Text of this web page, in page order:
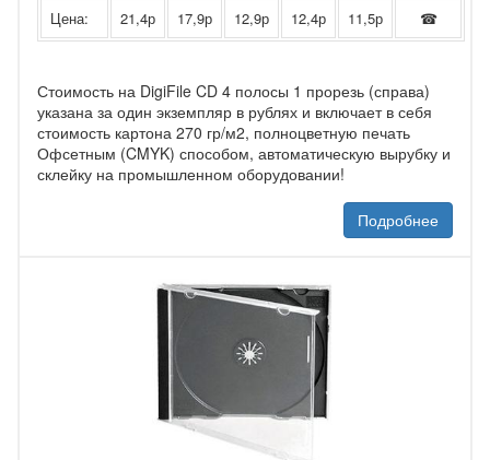
Цена: 21,4р 17,9р 12,9р 12,4р 11,5р ☎
Стоимость на DigiFile CD 4 полосы 1 прорезь (справа)
указана за один экземпляр в рублях и включает в себя
стоимость картона 270 гр/м2, полноцветную печать
Офсетным (CMYK) способом, автоматическую вырубку и
склейку на промышленном оборудовании!
Подробнее